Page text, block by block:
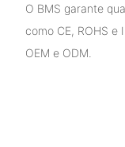
O BMS garante
como CE, ROHS e
OEM e ODM.